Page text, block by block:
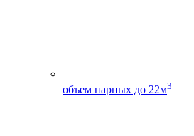
объем парных до 22м3